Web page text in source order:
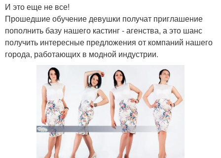
И это еще не все!
Прошедшие обучение девушки получат приглашение
пополнить базу нашего кастинг - агенства, а это шанс
получить интересные предложения от компаний нашего
города, работающих в модной индустрии.